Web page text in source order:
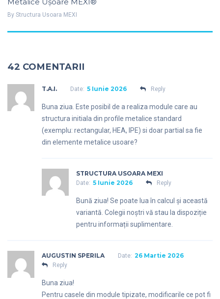
By Structura Usoara MEXI
42 COMENTARII
T.A.I. Date: 5 Iunie 2026 Reply
Buna ziua. Este posibil de a realiza module care au
structura initiala din profile metalice standard
(exemplu: rectangular, HEA, IPE) si doar partial sa fie
din elemente metalice usoare?
STRUCTURA USOARA MEXI
Date: 5 Iunie 2026 Reply
Bună ziua! Se poate lua în calcul și această
variantă. Colegii noștri vă stau la dispoziție
pentru informații suplimentare.
AUGUSTIN SPERILA Date: 26 Martie 2026
Reply
Buna ziua!
Pentru casele din module tipizate, modificarile ce pot fi